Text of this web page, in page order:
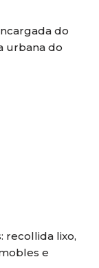
do
urbana do
recollida lixo,
e